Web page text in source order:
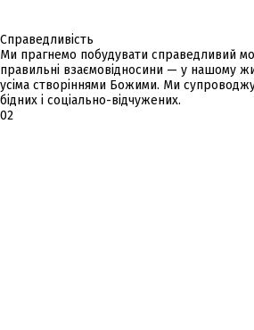
Справедливість
Ми прагнемо побудувати справедливий
правильні взаємовідносини — у нашому
усіма створіннями Божими. Ми
бідних і соціально-відчужених.
02